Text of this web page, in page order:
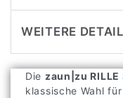
WEITERE
Die zaun|zu
klassische Wahl